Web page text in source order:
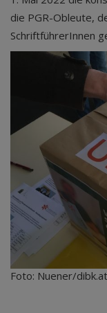
die PGR-Obleute,
SchriftführerInnen
Foto: Nuener/dibk.at